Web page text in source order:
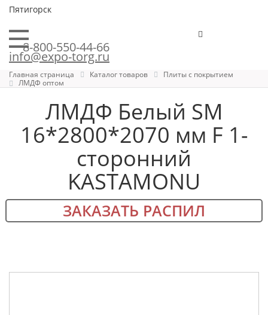
Пятигорск
8-800-550-44-66
info@expo-torg.ru
Главная страница Каталог товаров
Плиты с покрытием
ЛМДФ оптом
ЛМДФ Белый SM
16*2800*2070 мм F 1-
сторонний
KASTAMONU
ЗАКАЗАТЬ РАСПИЛ